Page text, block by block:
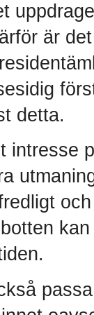
är
detta.
intresse